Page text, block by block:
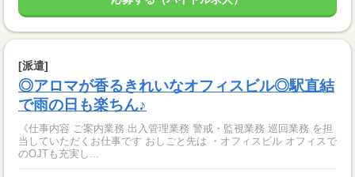
[派遣]
◎アロマが香るきれいなオフィスビル◎駅直結
で雨の日も楽ちん♪
《仕事内容 ご案内業務 出入管理業務 警戒・監視業務 巡回業務 を担
当していただくお仕事です おしごと先は ・オフィスビル オフィスで
のOJTも充実し...